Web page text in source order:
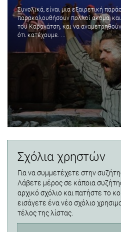
Συνολικά, είναι μια εξαιρετική
παρακολουθήσουν πολλοί ακόμα,
του Καραγάτση, και να
ότι κατέχουμε. ...
Σχόλια χρηστών
Για να συμμετέχετε στην
Λάβετε μέρος σε κάποια
αρχικό σχόλιο και πατήστε το
εισάγετε ένα νέο σχόλιο
τέλος της λίστας.